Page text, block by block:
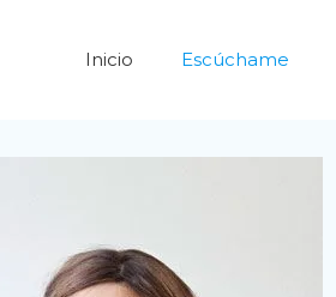
Inicio Escúchame